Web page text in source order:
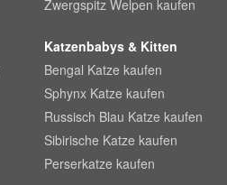
Zwergspitz Welpen kaufen
Katzenbabys & Kitten
Bengal Katze kaufen
Sphynx Katze kaufen
Russisch Blau Katze kaufen
Sibirische Katze kaufen
Perserkatze kaufen